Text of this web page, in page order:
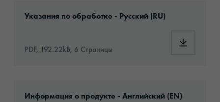
Указания по обработке - Русский (RU)
PDF, 192.22kB, 6 Страницы
Информация о продукте - Английский (EN)